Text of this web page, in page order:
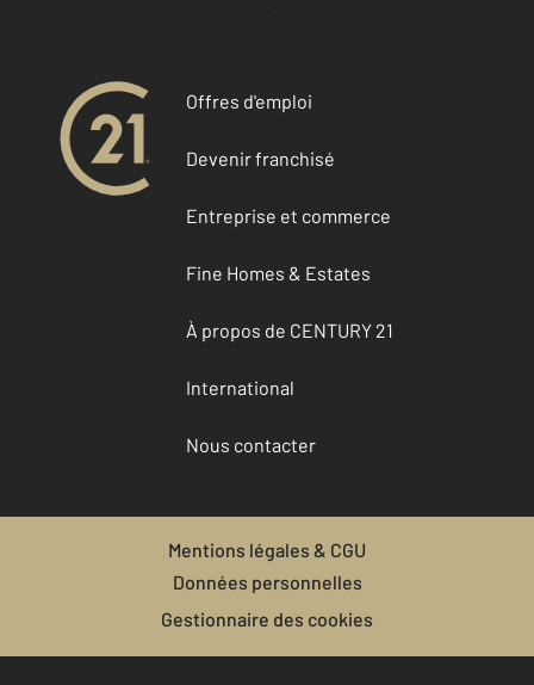
Accéder à mon compte
Offres d'emploi
Devenir franchisé
Entreprise et commerce
Fine Homes & Estates
À propos de CENTURY 21
International
Nous contacter
Mentions légales & CGU
Données personnelles
Gestionnaire des cookies